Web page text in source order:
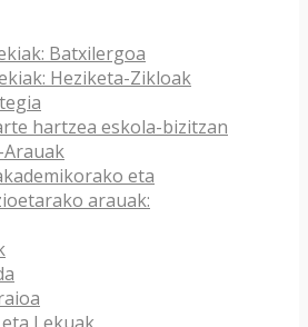
Batxilergoa
Heziketa-Zikloak
hartzea eskola-bizitzan
eta
arauak: